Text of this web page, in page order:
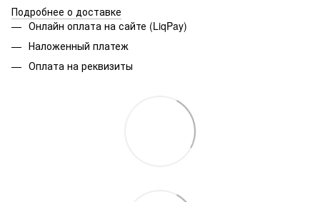
Подробнее о доставке
Онлайн оплата на сайте (LiqPay)
Наложенный платеж
Оплата на реквизиты